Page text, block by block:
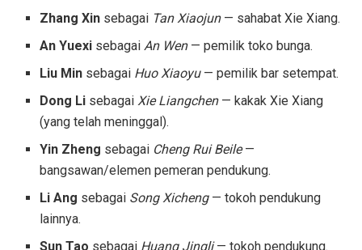
Zhang Xin sebagai Tan Xiaojun— sahabat Xie Xiang.
An Yuexi sebagaiAn Wen— pemilik toko bunga.
Liu Min sebagai Huo Xiaoyu— pemilik bar setempat.
Dong Li sebagaiXie Liangchen— kakak Xie Xiang
(yang telah meninggal).
Yin Zheng sebagai Cheng Rui Beile—
bangsawan/elemen pemeran pendukung.
Li Ang sebagai Song Xicheng— tokoh pendukung
lainnya.
Sun Tao sebagai Huang Jingli— tokoh pendukung.